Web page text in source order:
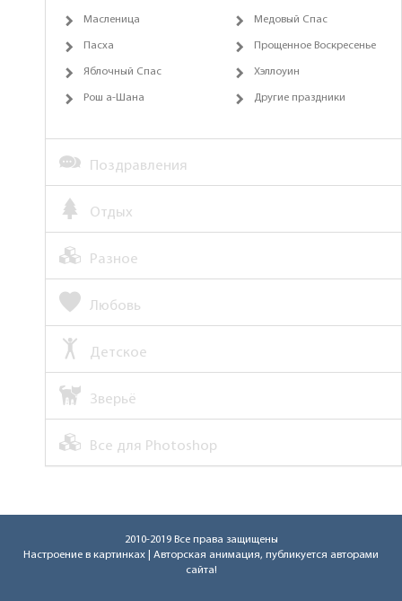
Масленица Медовый Спас
Пасха Прощенное Воскресенье
Яблочный Спас Хэллоуин
Рош а-Шана Другие праздники
Поздравления
Отдых
Разное
Любовь
Детское
Зверьё
Все для Photoshop
2010-2019 Все права защищены
Настроение в картинках | Авторская анимация, публикуется авторами
сайта!